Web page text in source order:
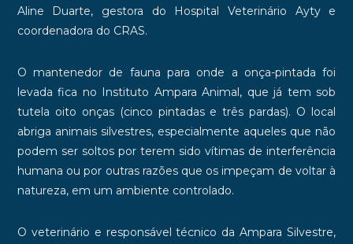
Aline Duarte, gestora do Hospital Veterinário Ayty e
coordenadora do CRAS.
O mantenedor de fauna para onde a onça-pintada foi
levada fica no Instituto Ampara Animal, que já tem sob
tutela oito onças (cinco pintadas e três pardas). O local
abriga animais silvestres, especialmente aqueles que não
podem ser soltos por terem sido vítimas de interferência
humana ou por outras razões que os impeçam de voltar à
natureza, em um ambiente controlado.
O veterinário e responsável técnico da Ampara Silvestre,